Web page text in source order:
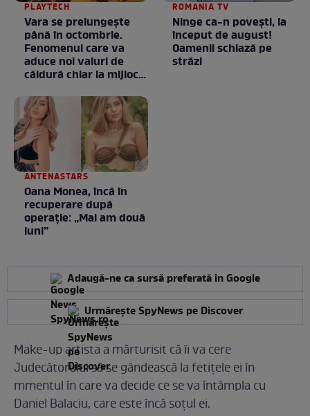
PLAYTECH
Vara se prelungeşte
până în octombrie.
Fenomenul care va
aduce noi valuri de
căldură chiar la mijlocul
ROMANIA TV
Ninge ca-n povești, la
început de august!
Oamenii schiază pe
străzi
ANTENASTARS
Oana Monea, încă în
recuperare după
operație: „Mai am două
luni”
Adaugă-ne ca sursă preferată în Google
Urmărește SpyNews pe Discover
Make-up artista a mărturisit că îi va cere
Judecătorului să se gândească la fetițele ei în
mmentul în care va decide ce se va întâmpla cu
Daniel Balaciu, care este încă soțul ei.